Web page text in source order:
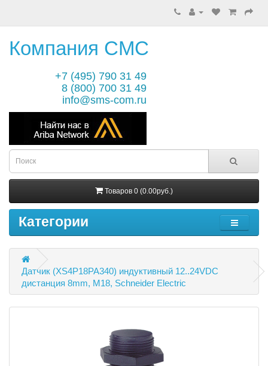
Компания СМС
+7 (495) 790 31 49
8 (800) 700 31 49
info@sms-com.ru
Товаров 0 (0.00руб.)
Категории
Датчик (XS4P18PA340) индуктивный 12..24VDC
дистанция 8mm, M18, Schneider Electric